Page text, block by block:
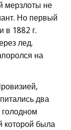
мерзлоты не
Но первый
в 1882 г.
лед.
на
два
голодном
которой была